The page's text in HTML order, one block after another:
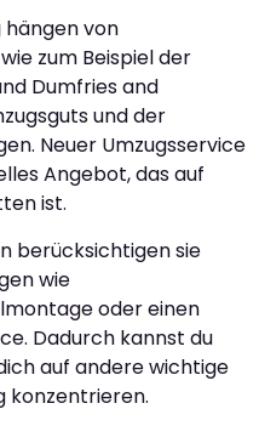
hängen von
zum Beispiel der
Dumfries and
und der
Neuer Umzugsservice
Angebot, das auf
ist.
berücksichtigen sie
wie
oder einen
Dadurch kannst du
auf andere wichtige
konzentrieren.